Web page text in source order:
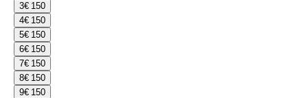
3€ 150
4€ 150
5€ 150
6€ 150
7€ 150
8€ 150
9€ 150